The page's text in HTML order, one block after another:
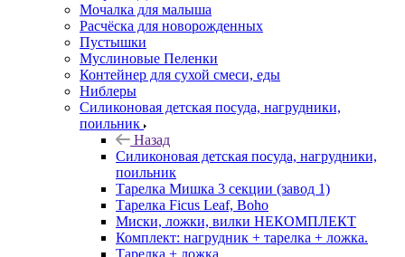
Мочалка для малыша
Расчёска для новорожденных
Пустышки
Муслиновые Пеленки
Контейнер для сухой смеси, еды
Ниблеры
Силиконовая детская посуда, нагрудники,
поильник
Назад
Силиконовая детская посуда, нагрудники,
поильник
Тарелка Мишка 3 секции (завод 1)
Тарелка Ficus Leaf, Boho
Миски, ложки, вилки НЕКОМПЛЕКТ
Комплект: нагрудник + тарелка + ложка.
Тарелка + ложка